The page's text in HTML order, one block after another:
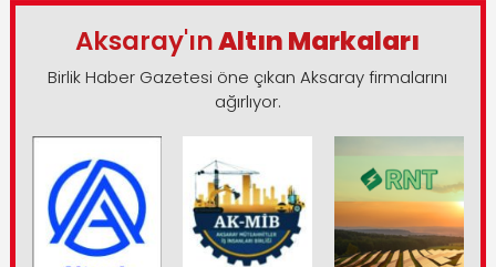
Aksaray'ınAltın Markaları
Birlik Haber Gazetesi öne çıkan Aksaray firmalarını
ağırlıyor.